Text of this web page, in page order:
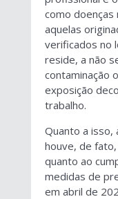
como doenças
aquelas
verificados no
reside, a não
contaminação
exposição
trabalho.
Quanto a isso,
houve, de
quanto ao
medidas de
em abril de